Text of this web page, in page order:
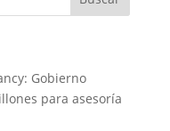
Gobierno
para asesoría